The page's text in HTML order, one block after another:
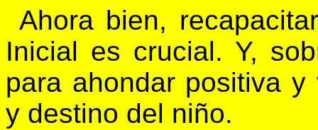
Ahora bien,
Inicial es crucial. Y,
para ahondar positiva
y destino del niño.